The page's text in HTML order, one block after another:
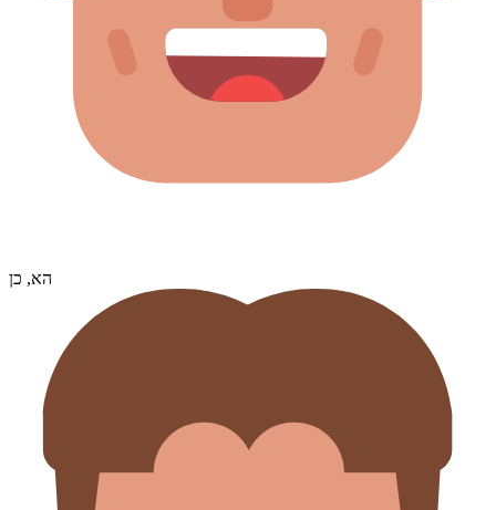
הא, כן